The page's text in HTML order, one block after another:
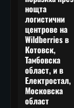
нощта
логистични
центрове на
Wildberries в
Котовск,
Тамбовска
област, и в
Електростал,
Московска
област